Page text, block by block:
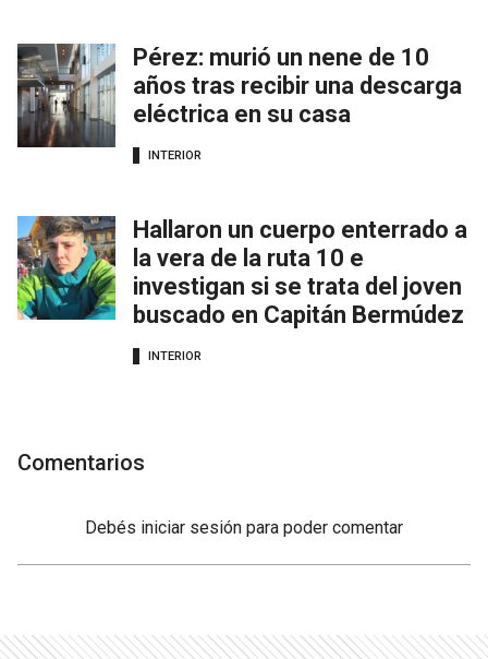
Pérez: murió un nene de 10
años tras recibir una descarga
eléctrica en su casa
INTERIOR
Hallaron un cuerpo enterrado a
la vera de la ruta 10 e
investigan si se trata del joven
buscado en Capitán Bermúdez
INTERIOR
Comentarios
Debés iniciar sesión para poder comentar